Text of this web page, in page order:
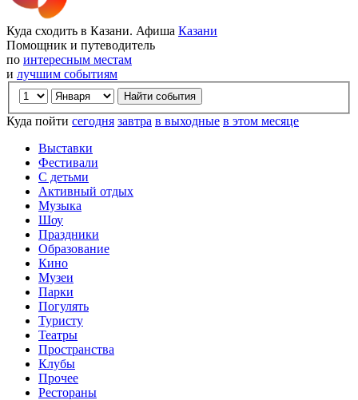
Куда сходить в Казани. Афиша Казани
Помощник и путеводитель
по интересным местам
и лучшим событиям
Куда пойти сегодня завтра в выходные в этом месяце
Выставки
Фестивали
С детьми
Активный отдых
Музыка
Шоу
Праздники
Образование
Кино
Музеи
Парки
Погулять
Туристу
Театры
Пространства
Клубы
Прочее
Рестораны